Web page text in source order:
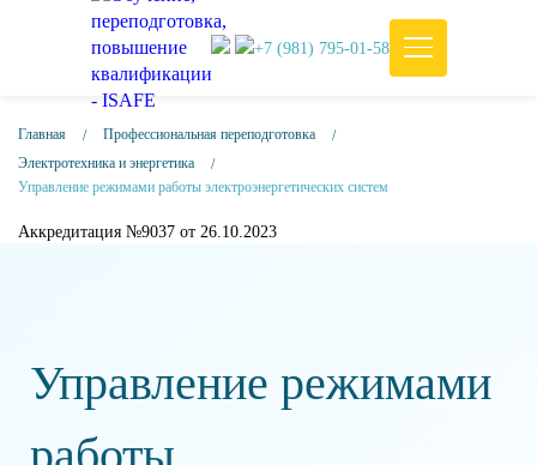
+7 (981) 795-01-58
Главная
Профессиональная переподготовка
Электротехника и энергетика
Управление режимами работы электроэнергетических систем
Аккредитация №9037 от 26.10.2023
Управление режимами